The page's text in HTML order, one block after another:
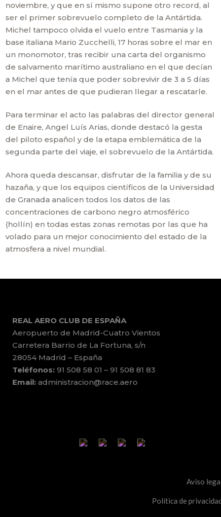
noviembre, y que en sí mismo supone otro record, al
ser el primer sobrevuelo completo de la Antártida.
Michel tampoco olvida el vuelo entre Tasmania y la
base italiana Mario Zucchelli, 17 horas sobre el mar en
un monomotor, tras recibir una carta del organismo
de salvamento marítimo australiano en el que decían
a Michel que tenía que poder sobrevivir de 3 a 5 días
en el mar antes de que pudieran llegar a rescatarle.
Para terminar el acto las palabras del director general
de Enaire, Angel Luís Arias, donde destacó la gesta
del piloto español y de la etapa emblemática de la
segunda parte del viaje, el sobrevuelo de la Antártida.
Ahora queda descansar, disfrutar de la familia y de su
hazaña, y que los equipos científicos de la Universidad
de Granada analicen todos los datos de las
concentraciones de carbono negro atmosférico
(hollín) en todas estas zonas remotas por las que ha
volado para un mejor conocimiento del estado de la
atmosfera a nivel mundial.
REAL AERO CLUB DE ESPAÑA
Aeropuerto de Madrid-Cuatro Vientos
Carretera Barrio de La Fortuna, s/n
28054 Madrid – España
Teléfonos: 91 508 58 01 – 91 508 81 83
Email: administracion@race.aero
Aviso
Política de